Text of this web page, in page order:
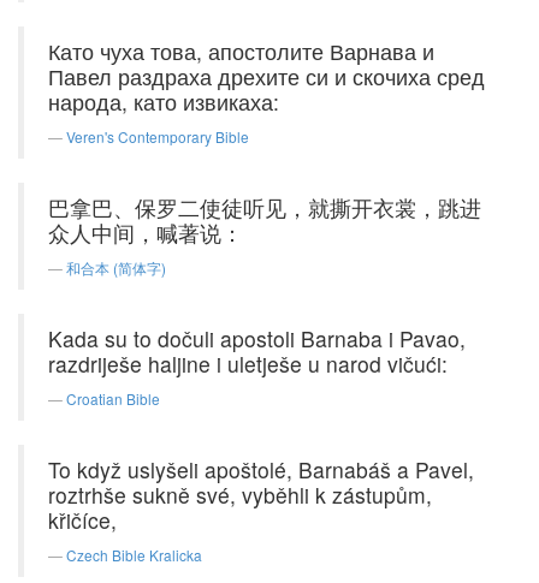
Като чуха това, апостолите Варнава и
Павел раздраха дрехите си и скочиха сред
народа, като извикаха:
Veren's Contemporary Bible
巴拿巴、保罗二使徒听见，就撕开衣裳，跳进
众人中间，喊著说：
和合本 (简体字)
Kada su to dočuli apostoli Barnaba i Pavao,
razdriješe haljine i uletješe u narod vičući:
Croatian Bible
To když uslyšeli apoštolé, Barnabáš a Pavel,
roztrhše sukně své, vyběhli k zástupům,
křičíce,
Czech Bible Kralicka